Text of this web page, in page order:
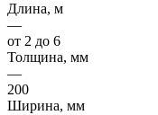
Длина, м
—
от 2 до 6
Толщина, мм
—
200
Ширина, мм